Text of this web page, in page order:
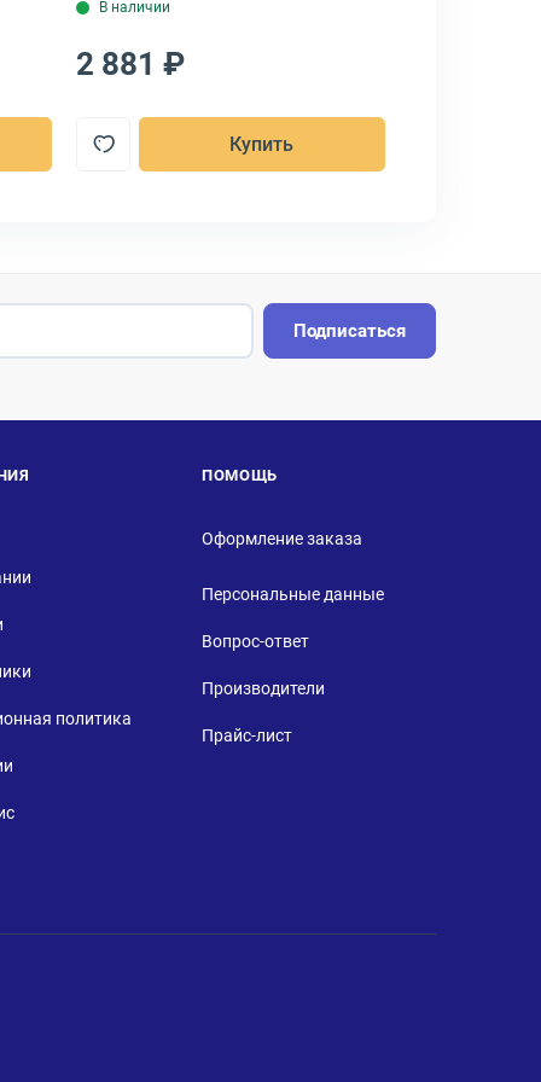
В наличии
2 881 ₽
Купить
Подписаться
политика
ПОМОЩЬ
Оформление заказа
Персональные данные
Вопрос-ответ
Производители
Прайс-лист